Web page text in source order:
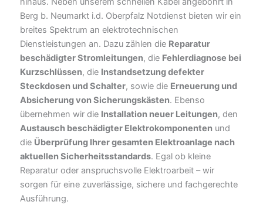
Berg b. Neumarkt i.d. Oberpfalz Notdienst bieten wir ein
breites Spektrum an elektrotechnischen
Dienstleistungen an. Dazu zählen die Reparatur
beschädigter Stromleitungen, die Fehlerdiagnose bei
Kurzschlüssen, die Instandsetzung defekter
Steckdosen und Schalter, sowie die Erneuerung und
Absicherung von Sicherungskästen. Ebenso
übernehmen wir die Installation neuer Leitungen, den
Austausch beschädigter Elektrokomponenten und
die Überprüfung Ihrer gesamten Elektroanlage nach
aktuellen Sicherheitsstandards. Egal ob kleine
Reparatur oder anspruchsvolle Elektroarbeit – wir
sorgen für eine zuverlässige, sichere und fachgerechte
Ausführung.